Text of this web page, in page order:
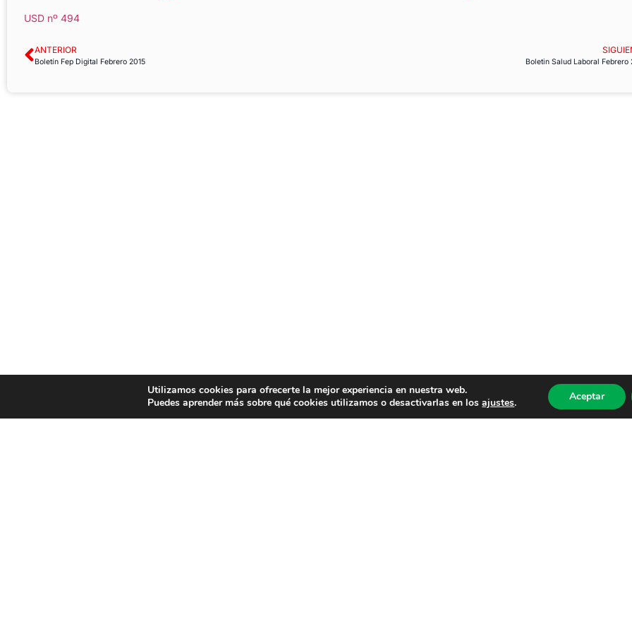
USD nº 494
ANTERIOR
Boletín Fep Digital Febrero 2015 Boletin Salud Laboral Febrero
Utilizamos cookies para ofrecerte la mejor experiencia en nuestra web.
Puedes aprender más sobre qué cookies utilizamos o desactivarlas en losajustes. Aceptar